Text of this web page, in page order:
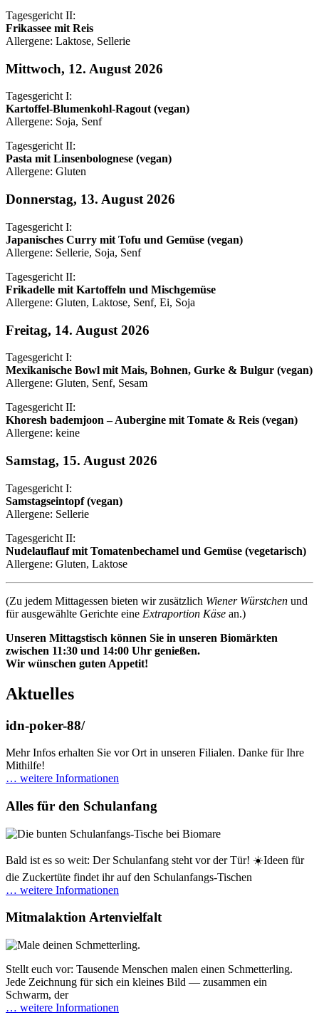
Tagesgericht II:
Frikassee mit Reis
Allergene: Laktose, Sellerie
Mittwoch, 12. August 2026
Tagesgericht I:
Kartoffel-Blumenkohl-Ragout (vegan)
Allergene: Soja, Senf
Tagesgericht II:
Pasta mit Linsenbolognese (vegan)
Allergene: Gluten
Donnerstag, 13. August 2026
Tagesgericht I:
Japanisches Curry mit Tofu und Gemüse (vegan)
Allergene: Sellerie, Soja, Senf
Tagesgericht II:
Frikadelle mit Kartoffeln und Mischgemüse
Allergene: Gluten, Laktose, Senf, Ei, Soja
Freitag, 14. August 2026
Tagesgericht I:
Mexikanische Bowl mit Mais, Bohnen, Gurke & Bulgur (vegan)
Allergene: Gluten, Senf, Sesam
Tagesgericht II:
Khoresh bademjoon – Aubergine mit Tomate & Reis (vegan)
Allergene: keine
Samstag, 15. August 2026
Tagesgericht I:
Samstagseintopf (vegan)
Allergene: Sellerie
Tagesgericht II:
Nudelauflauf mit Tomatenbechamel und Gemüse (vegetarisch)
Allergene: Gluten, Laktose
(Zu jedem Mittagessen bieten wir zusätzlich Wiener Würstchen und
für ausgewählte Gerichte eine Extraportion Käse an.)
Unseren Mittagstisch können Sie in unseren Biomärkten
zwischen 11:30 und 14:00 Uhr genießen.
Wir wünschen guten Appetit!
Aktuelles
idn-poker-88/
Mehr Infos erhalten Sie vor Ort in unseren Filialen. Danke für Ihre
Mithilfe!
… weitere Informationen
Alles für den Schulanfang
Bald ist es so weit: Der Schulanfang steht vor der Tür! ☀️Ideen für
die Zuckertüte findet ihr auf den Schulanfangs-Tischen
… weitere Informationen
Mitmalaktion Artenvielfalt
Stellt euch vor: Tausende Menschen malen einen Schmetterling.
Jede Zeichnung für sich ein kleines Bild — zusammen ein
Schwarm, der
… weitere Informationen